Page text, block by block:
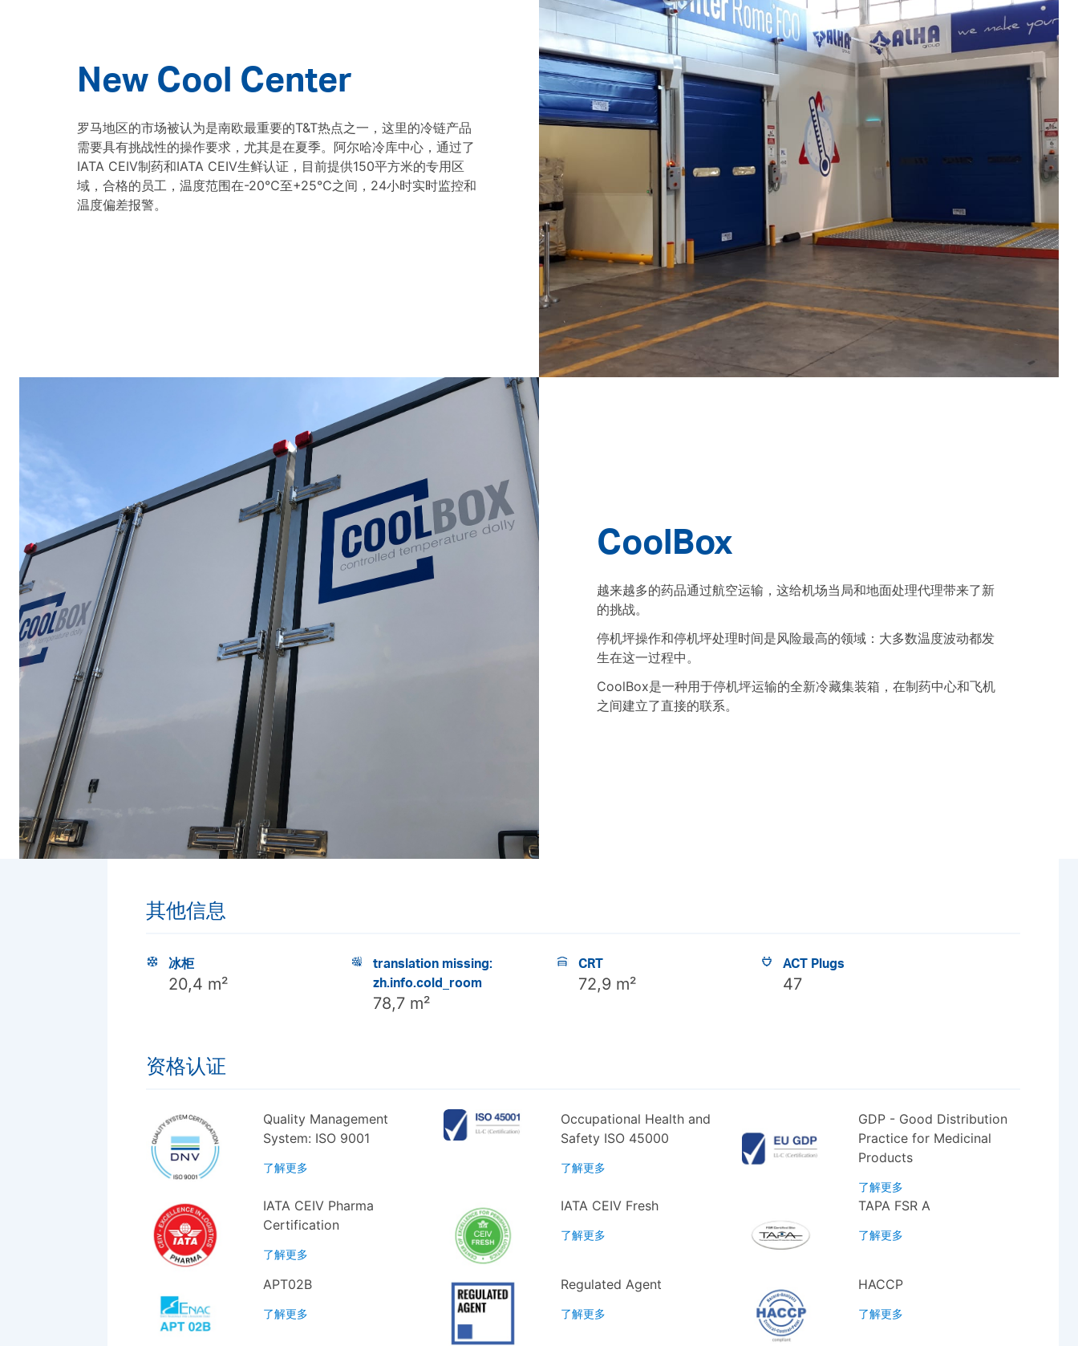
New Cool Center
罗马地区的市场被认为是南欧最重要的T&T热点之一，这里的冷链产品
需要具有挑战性的操作要求，尤其是在夏季。阿尔哈冷库中心，通过了
IATA CEIV制药和IATA CEIV生鲜认证，目前提供150平方米的专用区
域，合格的员工，温度范围在-20℃至+25℃之间，24小时实时监控和
温度偏差报警。
CoolBox
越来越多的药品通过航空运输，这给机场当局和地面处理代理带来了新
的挑战。
停机坪操作和停机坪处理时间是风险最高的领域：大多数温度波动都发
生在这一过程中。
CoolBox是一种用于停机坪运输的全新冷藏集装箱，在制药中心和飞机
之间建立了直接的联系。
其他信息
冰柜
20,4 m²
translation missing:
zh.info.cold_room
78,7 m²
CRT
72,9 m²
ACT Plugs
47
资格认证
Quality Management
System: ISO 9001
了解更多
Occupational Health and
Safety ISO 45000
了解更多
GDP - Good Distribution
Practice for Medicinal
Products
了解更多
IATA CEIV Pharma
Certification
了解更多
IATA CEIV Fresh
了解更多
TAPA FSR A
了解更多
APT02B
了解更多
Regulated Agent
了解更多
HACCP
了解更多